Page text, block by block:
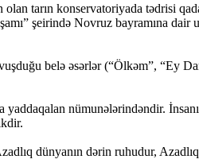
tarın konservatoriyada tədrisi
şeirində Novruz bayramına dair
belə əsərlər (“Ölkəm”, “Ey
nümunələrindəndir.
dünyanın dərin ruhudur,